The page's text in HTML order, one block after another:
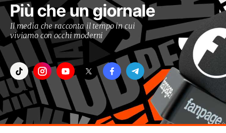
Più che un giornale
Il media che racconta il tempo in cui
viviamo con occhi moderni